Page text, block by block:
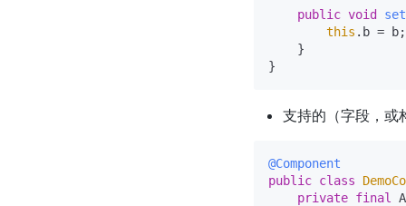
public void
this .b = b;
    }
支持的（字段，或
@Component
public class
private final